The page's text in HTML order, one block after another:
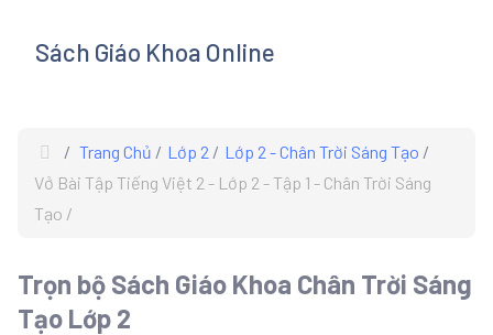
Sách Giáo Khoa Online
Trang Chủ Lớp 2
Lớp 2 - Chân Trời Sáng Tạo
Vở Bài Tập Tiếng Việt 2 - Lớp 2 - Tập 1 - Chân Trời Sáng
Tạo
Trọn bộ Sách Giáo Khoa Chân Trời Sáng
Tạo Lớp 2